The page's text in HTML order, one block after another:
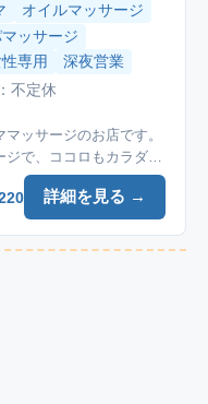
オイルマッサージ
マッサージ
専用
深夜営業
不定休
ッサージのお店です。
で、ココロもカラダも
詳細を見る →